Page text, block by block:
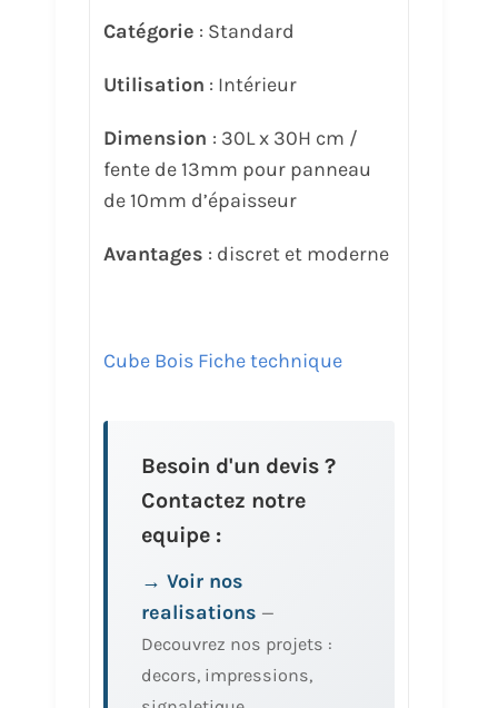
Catégorie : Standard
Utilisation : Intérieur
Dimension : 30L x 30H cm /
fente de 13mm pour panneau
de 10mm d’épaisseur
Avantages : discret et moderne
Cube Bois Fiche technique
Besoin d'un devis ?
Contactez notre
equipe :
→ Voir nos
realisations —
Decouvrez nos projets :
decors, impressions,